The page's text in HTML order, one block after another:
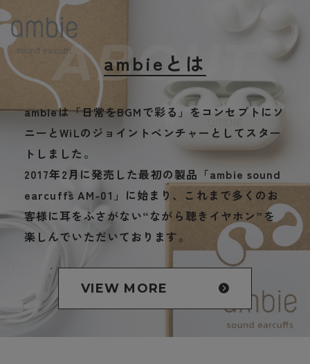
ABOUT
ambieとは
ambieは「日常をBGMで彩る」をコンセプトにソ
ニーとWiLのジョイントベンチャーとしてスター
トしました。
2017年2月に発売した最初の製品「ambie sound
earcuffs AM-01」に始まり、これまで多くのお
客様に耳をふさがない“ながら聴きイヤホン”を
楽しんでいただいております。
VIEW MORE